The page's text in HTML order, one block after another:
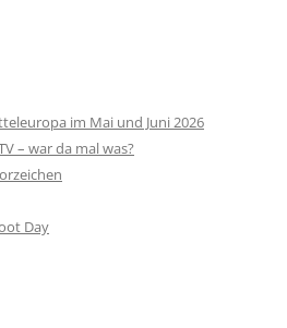
im Mai und Juni 2026
– war da mal was?
Day